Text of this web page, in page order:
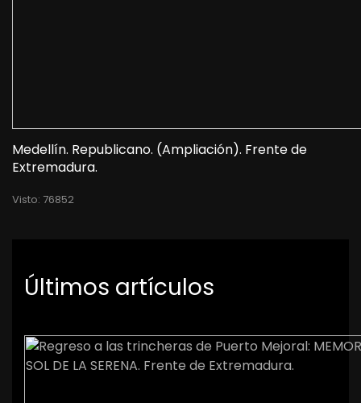
Medellín. Republicano. (Ampliación). Frente de
Extremadura.
Visto: 76852
Últimos artículos